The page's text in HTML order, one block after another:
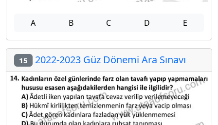
A B C D E
15 2022-2023 Güz Dönemi Ara Sınavı